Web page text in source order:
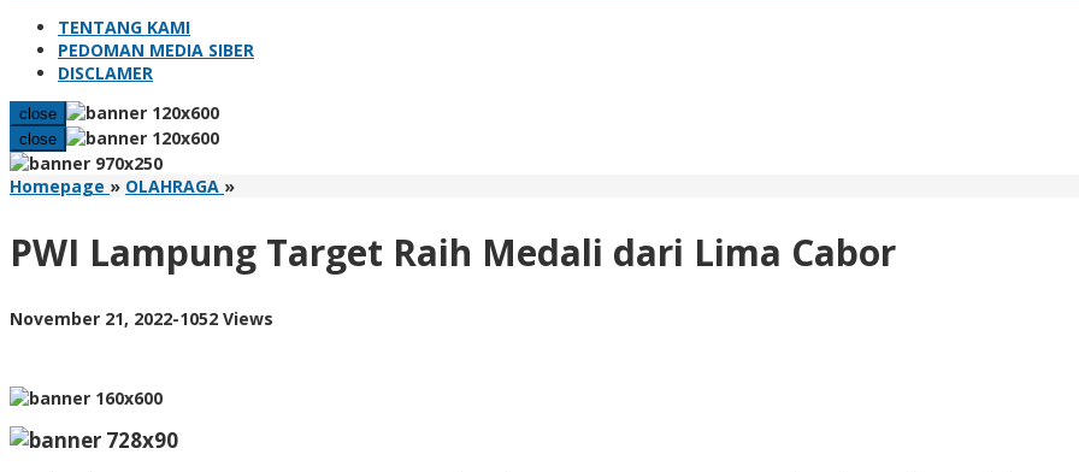
TENTANG KAMI
PEDOMAN MEDIA SIBER
DISCLAMER
close
close
Homepage » OLAHRAGA »PWI
Raih
Medali
Lima
PWI Lampung Target Raih Medali dari Lima Cabor
November 21, 2022by
-1052 Views